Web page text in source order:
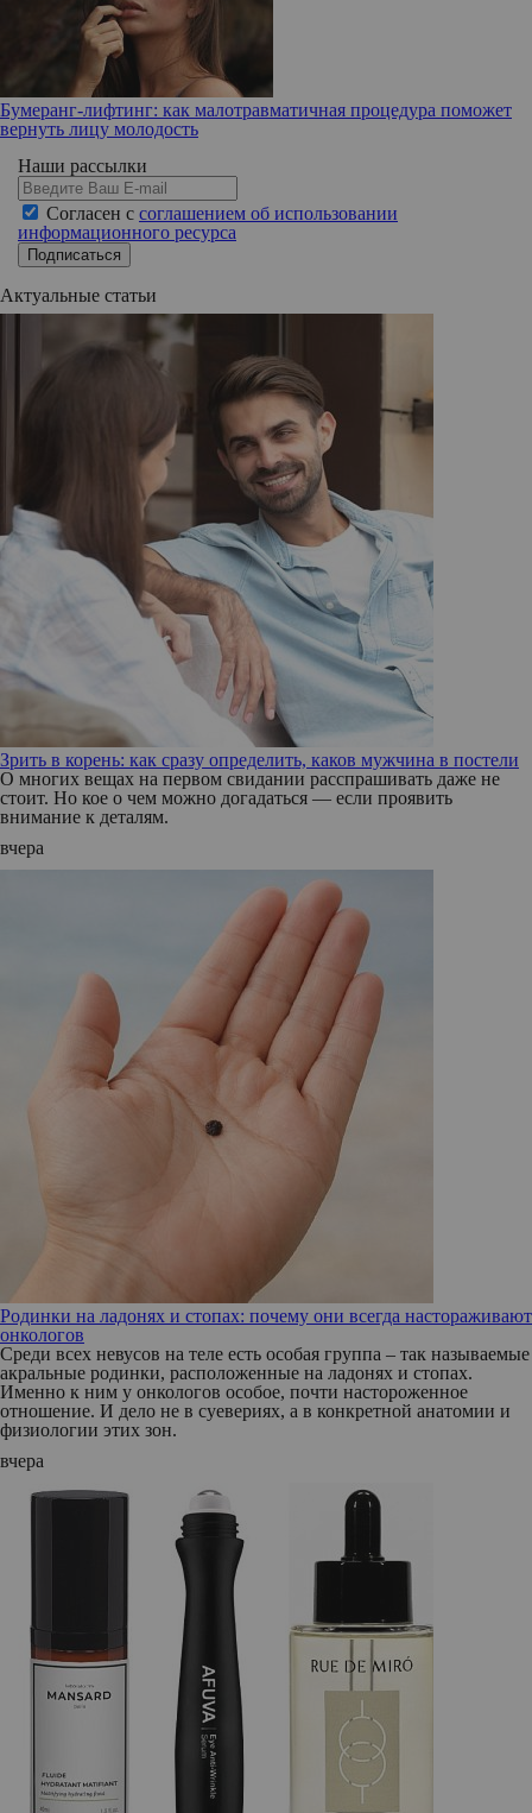
Бумеранг-лифтинг: как малотравматичная процедура поможет
вернуть лицу молодость
Наши рассылки
Согласен с соглашением об использовании
информационного ресурса
Подписаться
Актуальные статьи
Зрить в корень: как сразу определить, каков мужчина в постели
О многих вещах на первом свидании расспрашивать даже не
стоит. Но кое о чем можно догадаться — если проявить
внимание к деталям.
вчера
Родинки на ладонях и стопах: почему они всегда настораживают
онкологов
Среди всех невусов на теле есть особая группа – так называемые
акральные родинки, расположенные на ладонях и стопах.
Именно к ним у онкологов особое, почти настороженное
отношение. И дело не в суевериях, а в конкретной анатомии и
физиологии этих зон.
вчера